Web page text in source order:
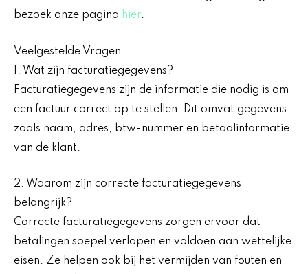
bezoek onze pagina hier.
Veelgestelde Vragen
1. Wat zijn facturatiegegevens?
Facturatiegegevens zijn de informatie die nodig is om
een factuur correct op te stellen. Dit omvat gegevens
zoals naam, adres, btw-nummer en betaalinformatie
van de klant.
2. Waarom zijn correcte facturatiegegevens
belangrijk?
Correcte facturatiegegevens zorgen ervoor dat
betalingen soepel verlopen en voldoen aan wettelijke
eisen. Ze helpen ook bij het vermijden van fouten en